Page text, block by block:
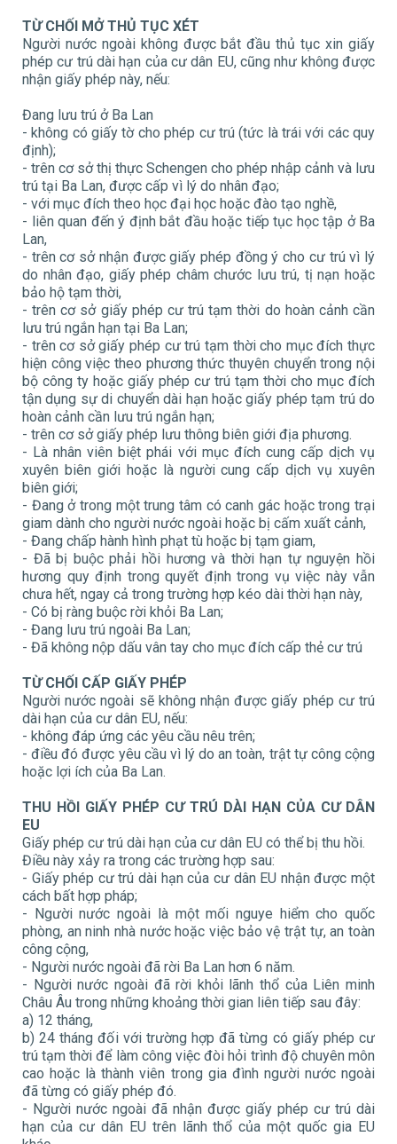
TỪ CHỐI MỞ THỦ TỤC XÉT
Người nước ngoài không được bắt đầu thủ tục xin giấy
phép cư trú dài hạn của cư dân EU, cũng như không được
nhận giấy phép này, nếu:
Đang lưu trú ở Ba Lan
- không có giấy tờ cho phép cư trú (tức là trái với các quy
định);
- trên cơ sở thị thực Schengen cho phép nhập cảnh và lưu
trú tại Ba Lan, được cấp vì lý do nhân đạo;
- với mục đích theo học đại học hoặc đào tạo nghề,
- liên quan đến ý định bắt đầu hoặc tiếp tục học tập ở Ba
Lan,
- trên cơ sở nhận được giấy phép đồng ý cho cư trú vì lý
do nhân đạo, giấy phép châm chước lưu trú, tị nạn hoặc
bảo hộ tạm thời,
- trên cơ sở giấy phép cư trú tạm thời do hoàn cảnh cần
lưu trú ngắn hạn tại Ba Lan;
- trên cơ sở giấy phép cư trú tạm thời cho mục đích thực
hiện công việc theo phương thức thuyên chuyển trong nội
bộ công ty hoặc giấy phép cư trú tạm thời cho mục đích
tận dụng sự di chuyển dài hạn hoặc giấy phép tạm trú do
hoàn cảnh cần lưu trú ngắn hạn;
- trên cơ sở giấy phép lưu thông biên giới địa phương.
- Là nhân viên biệt phái với mục đích cung cấp dịch vụ
xuyên biên giới hoặc là người cung cấp dịch vụ xuyên
biên giới;
- Đang ở trong một trung tâm có canh gác hoặc trong trại
giam dành cho người nước ngoài hoặc bị cấm xuất cảnh,
- Đang chấp hành hình phạt tù hoặc bị tạm giam,
- Đã bị buộc phải hồi hương và thời hạn tự nguyện hồi
hương quy định trong quyết định trong vụ việc này vẫn
chưa hết, ngay cả trong trường hợp kéo dài thời hạn này,
- Có bị ràng buộc rời khỏi Ba Lan;
- Đang lưu trú ngoài Ba Lan;
- Đã không nộp dấu vân tay cho mục đích cấp thẻ cư trú
TỪ CHỐI CẤP GIẤY PHÉP
Người nước ngoài sẽ không nhận được giấy phép cư trú
dài hạn của cư dân EU, nếu:
- không đáp ứng các yêu cầu nêu trên;
- điều đó được yêu cầu vì lý do an toàn, trật tự công cộng
hoặc lợi ích của Ba Lan.
THU HỒI GIẤY PHÉP CƯ TRÚ DÀI HẠN CỦA CƯ DÂN
EU
Giấy phép cư trú dài hạn của cư dân EU có thể bị thu hồi.
Điều này xảy ra trong các trường hợp sau:
- Giấy phép cư trú dài hạn của cư dân EU nhận được một
cách bất hợp pháp;
- Người nước ngoài là một mối nguye hiểm cho quốc
phòng, an ninh nhà nước hoặc việc bảo vệ trật tự, an toàn
công cộng,
- Người nước ngoài đã rời Ba Lan hơn 6 năm.
- Người nước ngoài đã rời khỏi lãnh thổ của Liên minh
Châu Âu trong những khoảng thời gian liên tiếp sau đây:
a) 12 tháng,
b) 24 tháng đối với trường hợp đã từng có giấy phép cư
trú tạm thời để làm công việc đòi hỏi trình độ chuyên môn
cao hoặc là thành viên trong gia đình người nước ngoài
đã từng có giấy phép đó.
- Người nước ngoài đã nhận được giấy phép cư trú dài
hạn của cư dân EU trên lãnh thổ của một quốc gia EU